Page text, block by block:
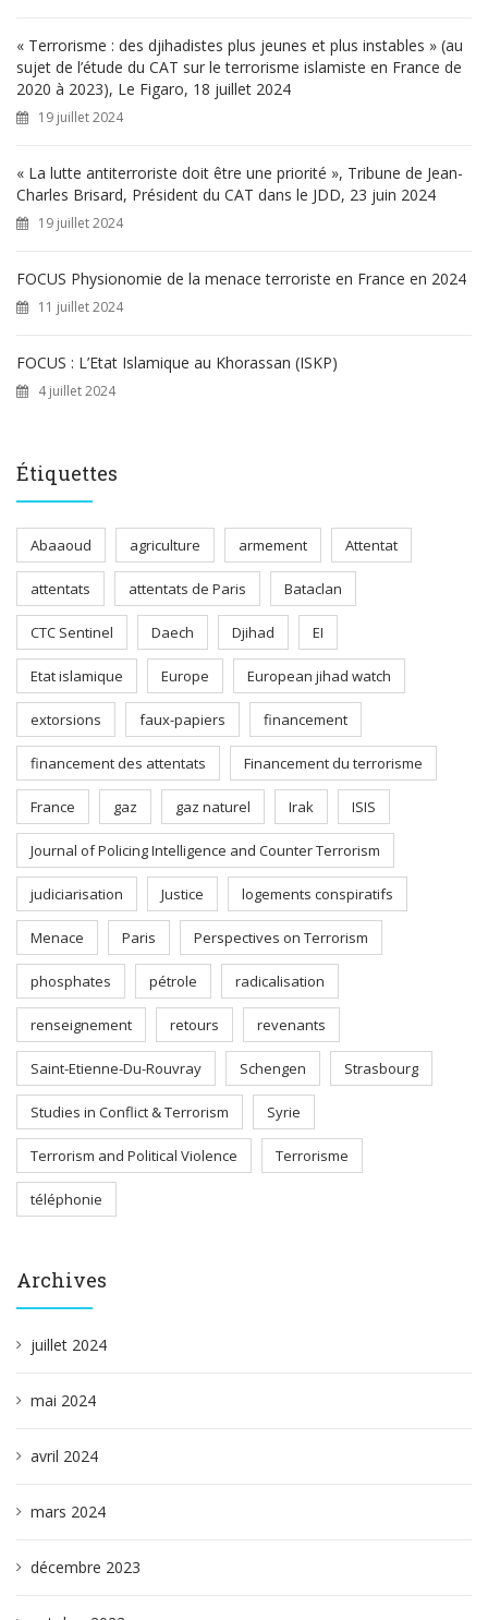
« Terrorisme : des djihadistes plus jeunes et plus instables » (au
sujet de l’étude du CAT sur le terrorisme islamiste en France de
2020 à 2023), Le Figaro, 18 juillet 2024
19 juillet 2024
« La lutte antiterroriste doit être une priorité », Tribune de Jean-
Charles Brisard, Président du CAT dans le JDD, 23 juin 2024
19 juillet 2024
FOCUS Physionomie de la menace terroriste en France en 2024
11 juillet 2024
FOCUS : L’Etat Islamique au Khorassan (ISKP)
4 juillet 2024
Étiquettes
Abaaoud agriculture armement Attentat
attentats attentats de Paris Bataclan
CTC Sentinel Daech Djihad EI
Etat islamique Europe European jihad watch
extorsions faux-papiers financement
financement des attentats Financement du terrorisme
France gaz gaz naturel Irak ISIS
Journal of Policing Intelligence and Counter Terrorism
judiciarisation Justice logements conspiratifs
Menace Paris Perspectives on Terrorism
phosphates pétrole radicalisation
renseignement retours revenants
Saint-Etienne-Du-Rouvray Schengen Strasbourg
Studies in Conflict & Terrorism Syrie
Terrorism and Political Violence Terrorisme
téléphonie
Archives
juillet 2024
mai 2024
avril 2024
mars 2024
décembre 2023